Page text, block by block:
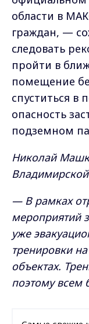
области в
граждан, —
следовать
пройти в
помещение
спуститься в
опасность
подземном
Николай
— В рамках
мероприятий
уже
тренировки
объектах.
поэтому всем